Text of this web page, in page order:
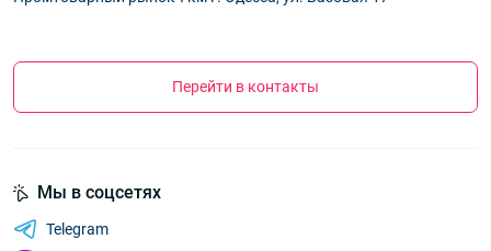
Перейти в контакты
Мы в соцсетях
Telegram